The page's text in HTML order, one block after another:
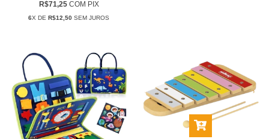
R$71,25 COM PIX
6X DE R$12,50 SEM JUROS